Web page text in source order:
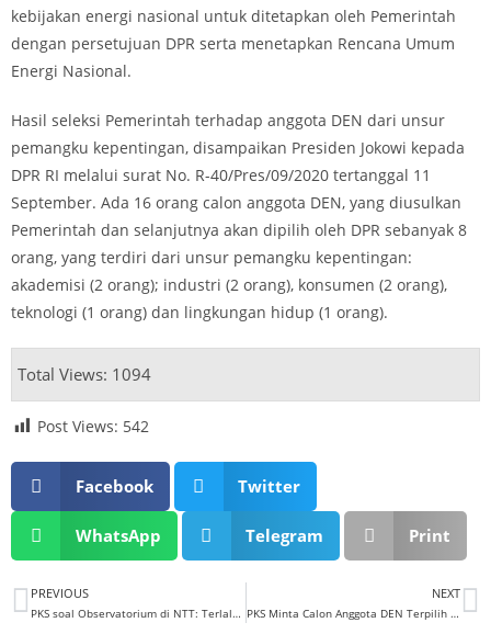
kebijakan energi nasional untuk ditetapkan oleh Pemerintah
dengan persetujuan DPR serta menetapkan Rencana Umum
Energi Nasional.
Hasil seleksi Pemerintah terhadap anggota DEN dari unsur
pemangku kepentingan, disampaikan Presiden Jokowi kepada
DPR RI melalui surat No. R-40/Pres/09/2020 tertanggal 11
September. Ada 16 orang calon anggota DEN, yang diusulkan
Pemerintah dan selanjutnya akan dipilih oleh DPR sebanyak 8
orang, yang terdiri dari unsur pemangku kepentingan:
akademisi (2 orang); industri (2 orang), konsumen (2 orang),
teknologi (1 orang) dan lingkungan hidup (1 orang).
Total Views: 1094
Post Views: 542
Facebook Twitter
WhatsApp Telegram Print
PREVIOUS
PKS soal Observatorium di NTT: Terlalu Mewah Kalau Hanya Untuk Riset Alien
NEXT
PKS Minta Calon Anggota DEN Terpilih Kejar Target Bauran EBT